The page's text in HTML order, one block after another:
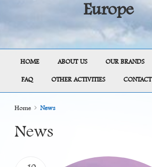
Europe
HOME ABOUT US OUR BRANDS
FAQ OTHER ACTIVITIES CONTACT
Home News
News